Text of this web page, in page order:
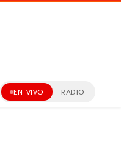
EN VIVO RADIO